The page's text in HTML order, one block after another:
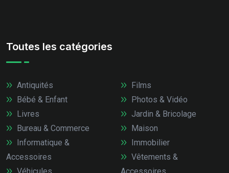
Toutes les catégories
Antiquités
Bébé & Enfant
Livres
Bureau & Commerce
Informatique &
Accessoires
Films
Photos & Vidéo
Jardin & Bricolage
Maison
Immobilier
Vêtements &